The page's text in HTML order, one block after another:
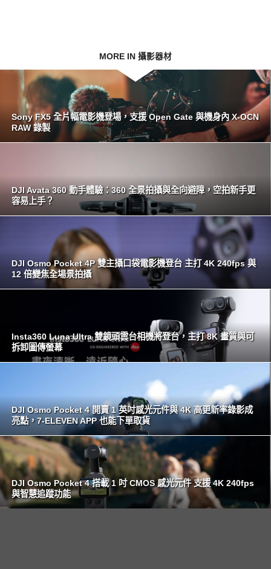
MORE IN 攝影器材
Sony FX5 全片幅電影機登場，支援 Open Gate 與機身內 X-OCN
RAW 錄製
DJI Avata 360 動手體驗：360 全景拍攝與全向避障，空拍新手更
容易上手？
DJI Osmo Pocket 4P 雙主攝口袋電影機登台 主打 4K 240fps 與
12 倍變焦全場景拍攝
Insta360 Luna Ultra 雙鏡頭雲台相機將登台，主打 8K 畫質與可
拆卸圖傳螢幕
DJI Osmo Pocket 4 開賣 1 英吋感光元件與 4K 高更新率錄影成
亮點，7-ELEVEN APP 也能下單取貨
DJI Osmo Pocket 4 搭載 1 吋 CMOS 感光元件 支援 4K 240fps
與智慧追蹤功能